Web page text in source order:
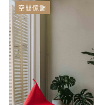
空間傢飾